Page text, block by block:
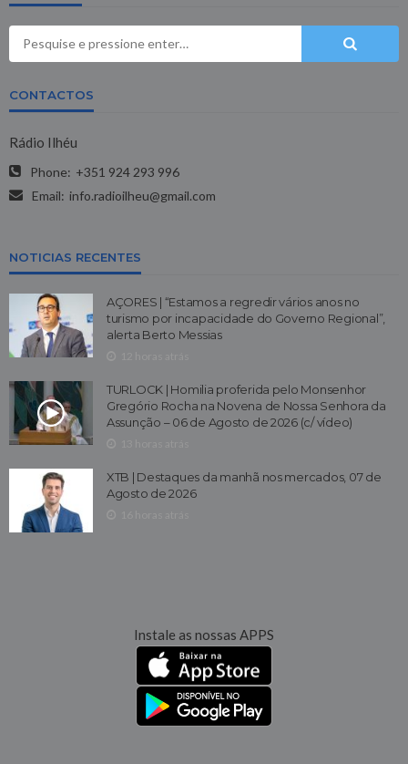
CONTACTOS
Rádio Ilhéu
Phone: +351 924 293 996
Email: info.radioilheu@gmail.com
NOTICIAS RECENTES
AÇORES | “Estamos a regredir vários anos no
turismo por incapacidade do Governo Regional”,
alerta Berto Messias
TURLOCK | Homilia proferida pelo Monsenhor
Gregório Rocha na Novena de Nossa Senhora da
Assunção – 06 de Agosto de 2026 (c/ vídeo)
XTB | Destaques da manhã nos mercados, 07 de
Agosto de 2026
Instale as nossas APPS